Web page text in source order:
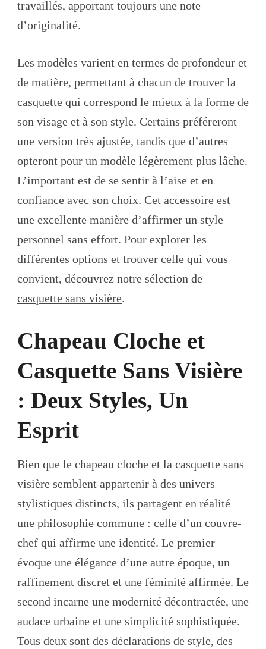
travaillés, apportant toujours une note
d’originalité.
Les modèles varient en termes de profondeur et
de matière, permettant à chacun de trouver la
casquette qui correspond le mieux à la forme de
son visage et à son style. Certains préféreront
une version très ajustée, tandis que d’autres
opteront pour un modèle légèrement plus lâche.
L’important est de se sentir à l’aise et en
confiance avec son choix. Cet accessoire est
une excellente manière d’affirmer un style
personnel sans effort. Pour explorer les
différentes options et trouver celle qui vous
convient, découvrez notre sélection de
casquette sans visière.
Chapeau Cloche et
Casquette Sans Visière
: Deux Styles, Un
Esprit
Bien que le chapeau cloche et la casquette sans
visière semblent appartenir à des univers
stylistiques distincts, ils partagent en réalité
une philosophie commune : celle d’un couvre-
chef qui affirme une identité. Le premier
évoque une élégance d’une autre époque, un
raffinement discret et une féminité affirmée. Le
second incarne une modernité décontractée, une
audace urbaine et une simplicité sophistiquée.
Tous deux sont des déclarations de style, des